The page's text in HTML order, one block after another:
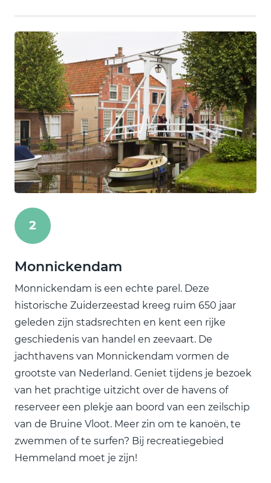
2
Monnickendam
Monnickendam is een echte parel. Deze
historische Zuiderzeestad kreeg ruim 650 jaar
geleden zijn stadsrechten en kent een rijke
geschiedenis van handel en zeevaart. De
jachthavens van Monnickendam vormen de
grootste van Nederland. Geniet tijdens je bezoek
van het prachtige uitzicht over de havens of
reserveer een plekje aan boord van een zeilschip
van de Bruine Vloot. Meer zin om te kanoën, te
zwemmen of te surfen? Bij recreatiegebied
Hemmeland moet je zijn!